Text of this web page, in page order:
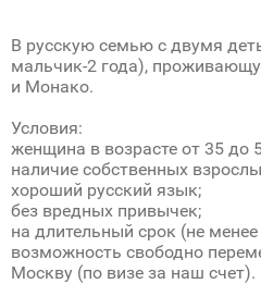
В русскую семью с двумя
мальчик-2 года),
и Монако.
Условия:
женщина в возрасте от 35 до
наличие собственных
хороший русский язык;
без вредных привычек;
на длительный срок (не менее
возможность свободно
Москву (по визе за наш счет).